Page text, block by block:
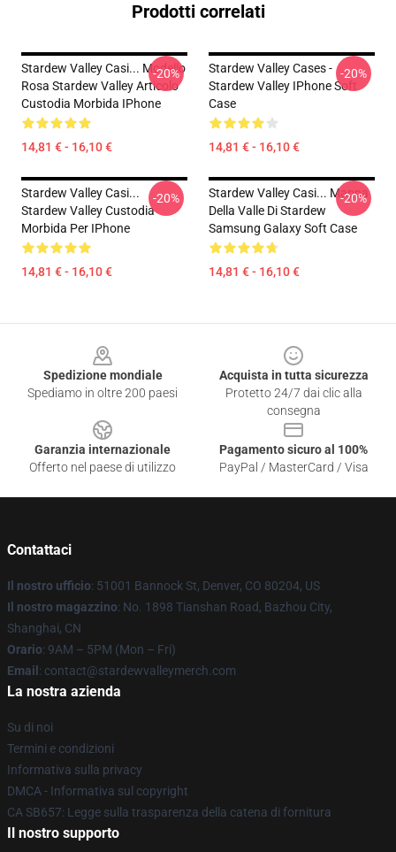
Prodotti correlati
Stardew Valley Casi... Modello
Rosa Stardew Valley Articolo
Custodia Morbida IPhone
14,81 € - 16,10 €
-20%
Stardew Valley Cases -
Stardew Valley IPhone Soft
Case
14,81 € - 16,10 €
-20%
Stardew Valley Casi...
Stardew Valley Custodia
Morbida Per IPhone
14,81 € - 16,10 €
-20%
Stardew Valley Casi... Mappa
Della Valle Di Stardew
Samsung Galaxy Soft Case
14,81 € - 16,10 €
-20%
Spedizione mondiale
Spediamo in oltre 200 paesi
Acquista in tutta sicurezza
Protetto 24/7 dai clic alla
consegna
Garanzia internazionale
Offerto nel paese di utilizzo
Pagamento sicuro al 100%
PayPal / MasterCard / Visa
Contattaci
Il nostro ufficio: 51001 Bannock St, Denver, CO 80204, US
Il nostro magazzino: No. 1898 Tianshan Road, Bazhou City,
Shanghai, CN
Orario: 9AM – 5PM (Mon – Fri)
Email : contact@stardewvalleymerch.com
La nostra azienda
Su di noi
Termini e condizioni
Informativa sulla privacy
DMCA - Informativa sul copyright
CA SB657: Legge sulla trasparenza della catena di fornitura
Il nostro supporto